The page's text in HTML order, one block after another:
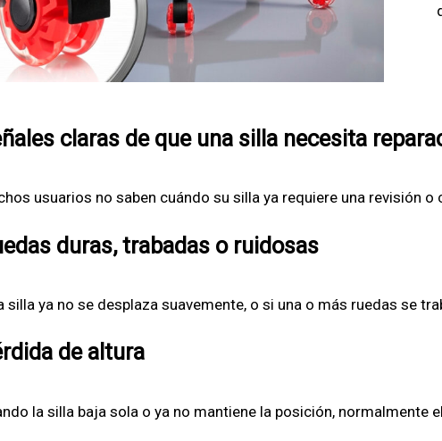
claras de que una silla necesita
usuarios no saben cuándo su silla ya requiere una revisión
duras, trabadas o ruidosas
silla ya no se desplaza suavemente, o si una o más ruedas se
de altura
la silla baja sola o ya no mantiene la posición, normalmente